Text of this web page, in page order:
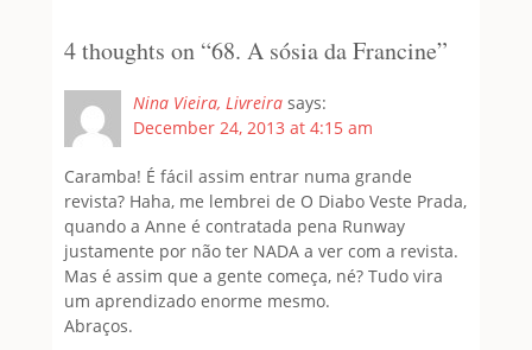
4 thoughts on “68. A sósia da Francine”
Nina Vieira, Livreira says:
December 24, 2013 at 4:15 am
Caramba! É fácil assim entrar numa grande
revista? Haha, me lembrei de O Diabo Veste Prada,
quando a Anne é contratada pena Runway
justamente por não ter NADA a ver com a revista.
Mas é assim que a gente começa, né? Tudo vira
um aprendizado enorme mesmo.
Abraços.